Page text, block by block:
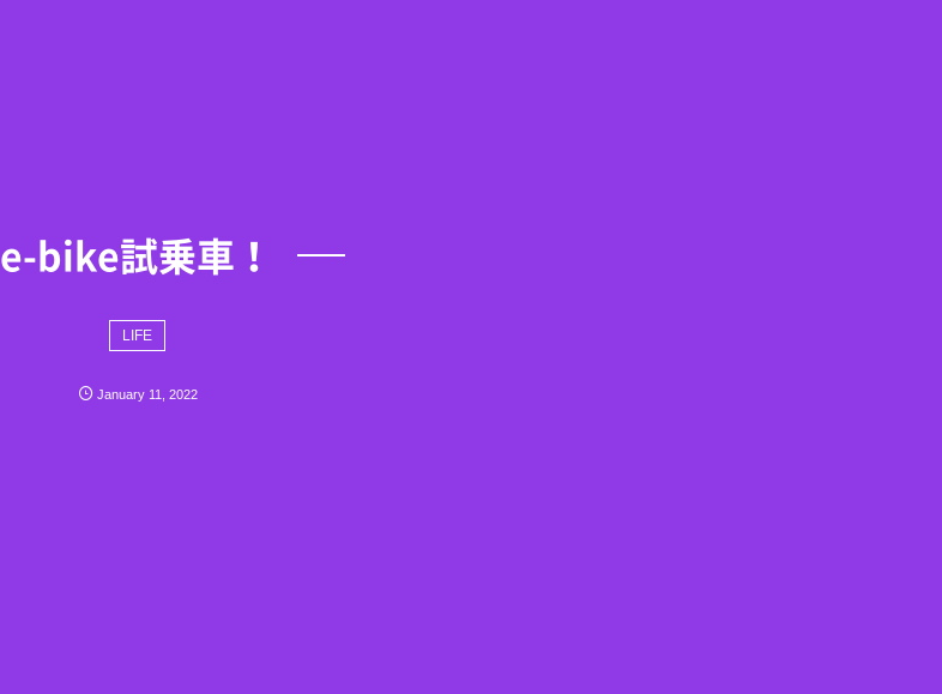
e-bike試乗車！
LIFE
January 11 ,2022